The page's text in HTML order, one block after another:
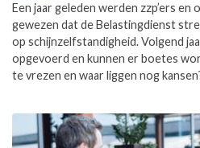
Een jaar geleden werden zzp’ers
gewezen dat de Belastingdienst
op schijnzelfstandigheid. Volgend
opgevoerd en kunnen er boetes
te vrezen en waar liggen nog